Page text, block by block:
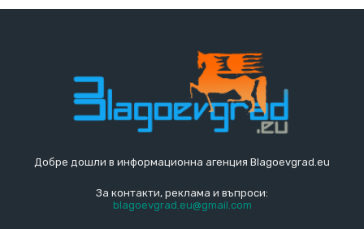
Добре дошли в информационна агенция Blagoevgrad.eu
За контакти, реклама и въпроси:
blagoevgrad.eu@gmail.com